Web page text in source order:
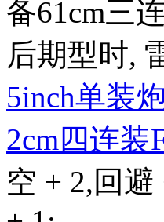
备61cm三
后期型时,
5inch单装
2cm四连装
空 + 2,回